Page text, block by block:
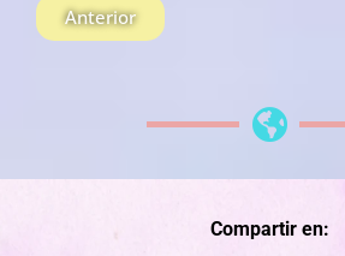
Anterior
Compartir en: